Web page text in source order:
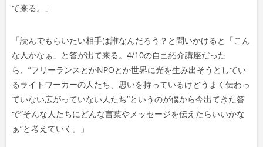
て来る。
」
「読んでもらいたい相手は誰なんだろう？と問いかけると「こん
な人かなぁ」と答が出て来る。4/10の自己紹介講座だった
ら、”フリーランスとかNPOとか世界に光を生み出そうとしてい
るライトワーカーの人たち、思いを持っているけどうまく伝わっ
ていない広がっていない人たち”というのが僕から今出てきた答
で”そんな人たちにどんな言葉やメッセージを伝えたらいいかな
ぁ”と考えていく。
」